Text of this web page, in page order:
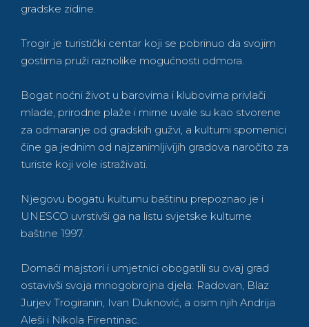
gradske zidine.
Trogir je turistički centar koji se pobrinuo da svojim
gostima pruži raznolike mogućnosti odmora.
Bogat noćni život u barovima i klubovima privlači
mlade, prirodne plaže i mirne uvale su kao stvorene
za odmaranje od gradskih gužvi, a kulturni spomenici
čine ga jednim od najzanimljivijih gradova naročito za
turiste koji vole istraživati.
Njegovu bogatu kulturnu baštinu prepoznao je i
UNESCO uvrstivši ga na listu svjetske kulturne
baštine 1997.
Domaći majstori i umjetnici obogatili su ovaj grad
ostavivši svoja mnogobrojna djela: Radovan, Blaz
Jurjev Trogiranin, Ivan Duknović, a osim njih Andrija
Aleši i Nikola Firentinac.